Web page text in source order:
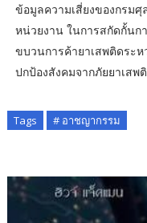
ข้อมูลความเสี่ยงของกรม
หน่วยงาน ในการสกัดกั้นก
ขบวนการค้ายาเสพติดระ
ปกป้องสังคมจากภัยยาเสพ
Tags # อาชญากรรม